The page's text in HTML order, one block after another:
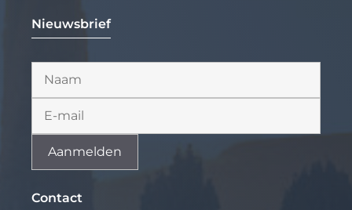
Nieuwsbrief
Alternative:
Contact